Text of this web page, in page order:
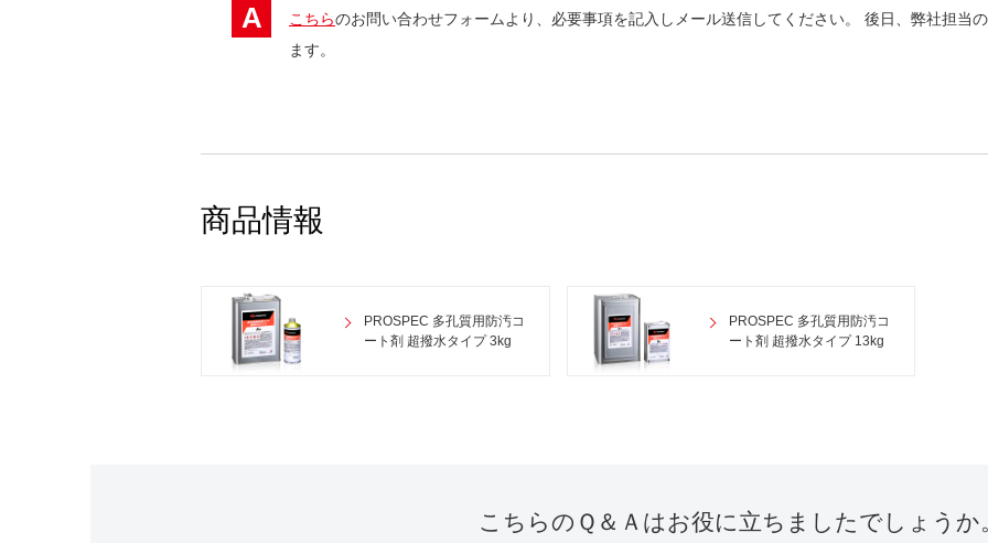
A こちらのお問い合わせフォームより、必要事項を記入しメール送信してください。 後日、弊社担当
ます。
商品情報
PROSPEC 多孔質用防汚コ
ート剤 超撥水タイプ 3kg
PROSPEC 多孔質用防汚コ
ート剤 超撥水タイプ 13kg
こちらのＱ＆Ａは お役に立ちましたでしょうか